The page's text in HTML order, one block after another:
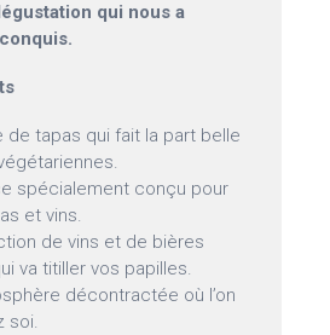
qui nous a
de tapas qui fait la part belle
spécialement conçu pour
et vins.
de vins et de bières
va titiller vos papilles.
décontractée où l’on
soi.